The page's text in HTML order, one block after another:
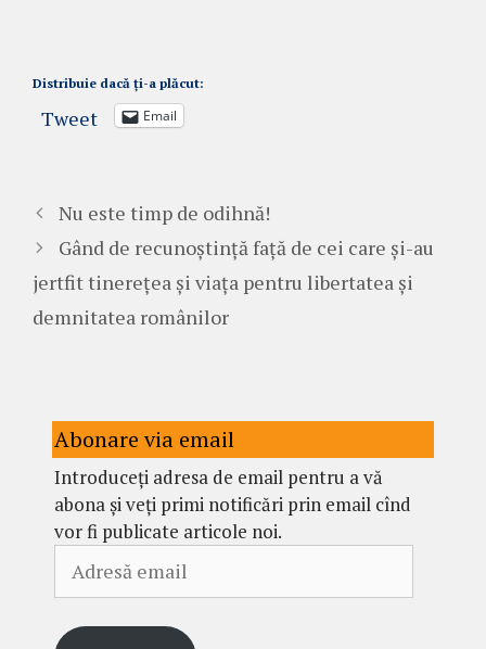
Distribuie dacă ți-a plăcut:
Tweet Email
Nu este timp de odihnă!
Gând de recunoștință față de cei care și-au
jertfit tinerețea și viața pentru libertatea și
demnitatea românilor
Abonare via email
Introduceți adresa de email pentru a vă
abona și veți primi notificări prin email cînd
vor fi publicate articole noi.
email